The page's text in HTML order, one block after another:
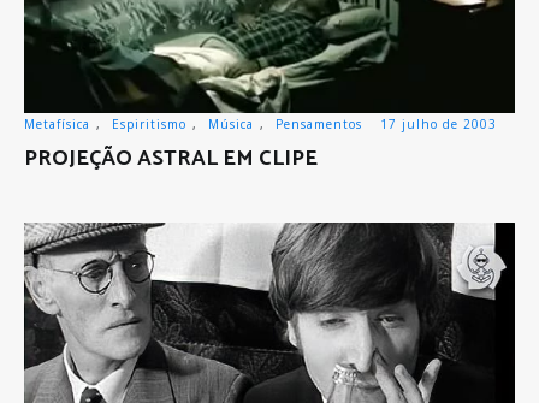
Metafísica , Espiritismo , Música , Pensamentos 17 julho de 2003
PROJEÇÃO ASTRAL EM CLIPE